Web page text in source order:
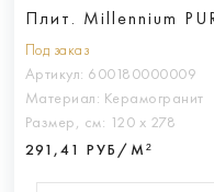
Плит. Millennium
Под заказ
Артикул: 600180000009
Материал: Керамогранит
Размер, см: 120 х 278
291,41 РУБ/М²